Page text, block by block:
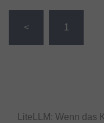
< 1
LiteLLM: Wenn das